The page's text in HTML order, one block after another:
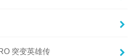
突变英雄传